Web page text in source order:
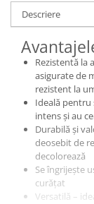
Descriere
Rezistentă la
asigurate de
rezistent la
Ideală pentru
intens și au
Durabilă și
deosebit de
decolorează
Se îngrijește
curățat
Versatilă –